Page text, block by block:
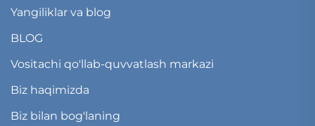
Yangiliklar va blog
BLOG
Vositachi qo'llab-quvvatlash markazi
Biz haqimizda
Biz bilan bog'laning